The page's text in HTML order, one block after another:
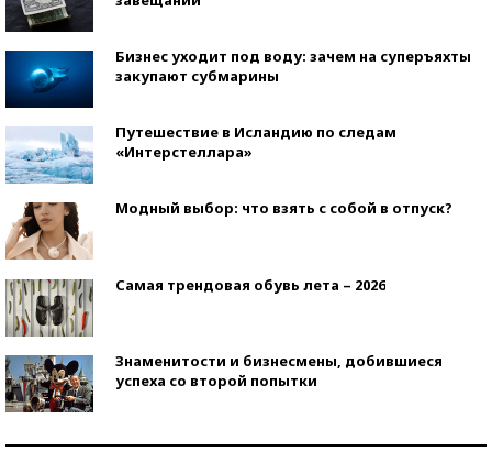
Бизнес уходит под воду: зачем на суперъяхты
закупают субмарины
Путешествие в Исландию по следам
«Интерстеллара»
Модный выбор: что взять с собой в отпуск?
Самая трендовая обувь лета – 2026
Знаменитости и бизнесмены, добившиеся
успеха со второй попытки